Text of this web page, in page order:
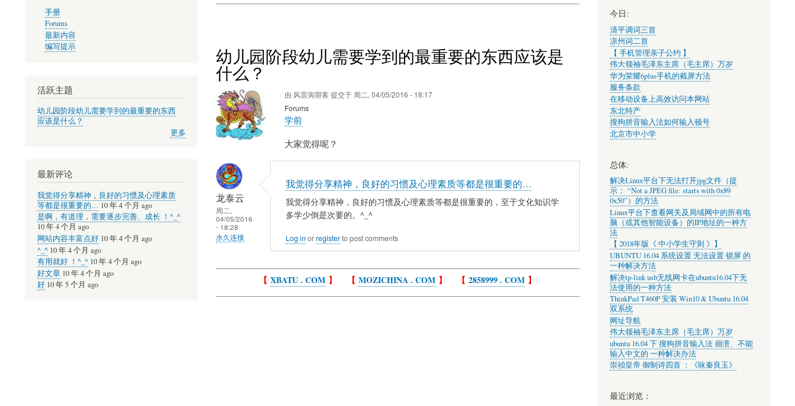
幼儿园阶段幼儿需要学到的最重要的东西应该是
什么？
由 风雷寅曌客 提交于 周二, 04/05/2016 - 18:17
Forums
学前
大家觉得呢？
龙泰云
周二,
04/05/2016
- 18:28
永久连接
我觉得分享精神，良好的习惯及心理素质等都是很重要的…
我觉得分享精神，良好的习惯及心理素质等都是很重要的，至于文化知识学
多学少倒是次要的。^_^
Log in orregisterto post comments
【 XBATU . COM 】 【 MOZICHINA . COM 】 【 2858999 . COM 】
手册
Forums
最新内容
编写提示
活跃主题
幼儿园阶段幼儿需要学到的最重要的东西
应该是什么？
更多
最新评论
我觉得分享精神，良好的习惯及心理素质
等都是很重要的… 10 年 4 个月 ago
是啊，有道理，需要逐步完善、成长 ！^_^
10 年 4 个月 ago
网站内容丰富点好 10 年 4 个月 ago
^_^ 10 年 4 个月 ago
有用就好 ！^_^ 10 年 4 个月 ago
好文章 10 年 4 个月 ago
好 10 年 5 个月 ago
今日:
清平调词三首
凉州词二首
【 手机管理亲子公约 】
伟大领袖毛泽东主席（毛主席）万岁
华为荣耀6plus手机的截屏方法
服务条款
在移动设备上高效访问本网站
东北特产
搜狗拼音输入法如何输入顿号
北京市中小学
总体:
解决Linux平台下无法打开jpg文件（提
示： “Not a JPEG file: starts with 0x89
0x50”）的方法
Linux平台下查看网关及局域网中的所有电
脑（或其他智能设备）的IP地址的一种方
法
【 2018年版《 中小学生守则 》】
UBUNTU 16.04 系统设置 无法设置 锁屏 的
一种解决方法
解决tp-link usb无线网卡在ubuntu16.04下无
法使用的一种方法
ThinkPad T460P 安装 Win10 & Ubuntu 16.04
双系统
网址导航
伟大领袖毛泽东主席（毛主席）万岁
ubuntu 16.04 下 搜狗拼音输入法 崩溃、不能
输入中文的 一种解决办法
崇祯皇帝 御制诗四首 ：《咏秦良玉》
最近浏览：